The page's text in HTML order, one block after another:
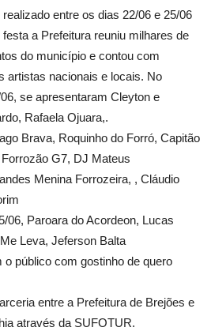
entre os dias 22/06 e 25/06
a Prefeitura reuniu milhares de
do município e contou com
artistas nacionais e locais. No
se apresentaram Cleyton e
Rafaela Ojuara,.
Brava, Roquinho do Forró, Capitão
G7, DJ Mateus
Menina Forrozeira, , Cláudio
06, Paroara do Acordeon, Lucas
Leva, Jeferson Balta
público com gostinho de quero
entre a Prefeitura de Brejões e
através da SUFOTUR.